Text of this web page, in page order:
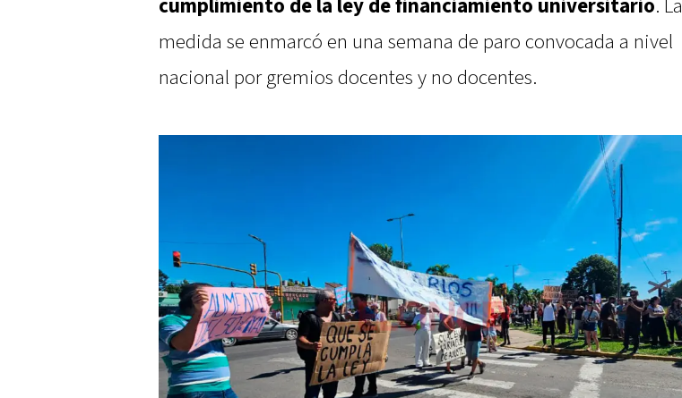
cumplimiento de la ley de financiamiento universitario. La
medida se enmarcó en una semana de paro convocada a nivel
nacional por gremios docentes y no docentes.